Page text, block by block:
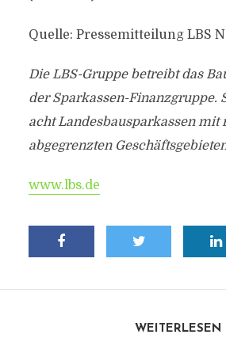
Quelle: Pressemitteilung LBS
Die LBS-Gruppe betreibt das
der Sparkassen-Finanzgruppe.
acht Landesbausparkassen mit
abgegrenzten
www.lbs.de
WEITERLESEN